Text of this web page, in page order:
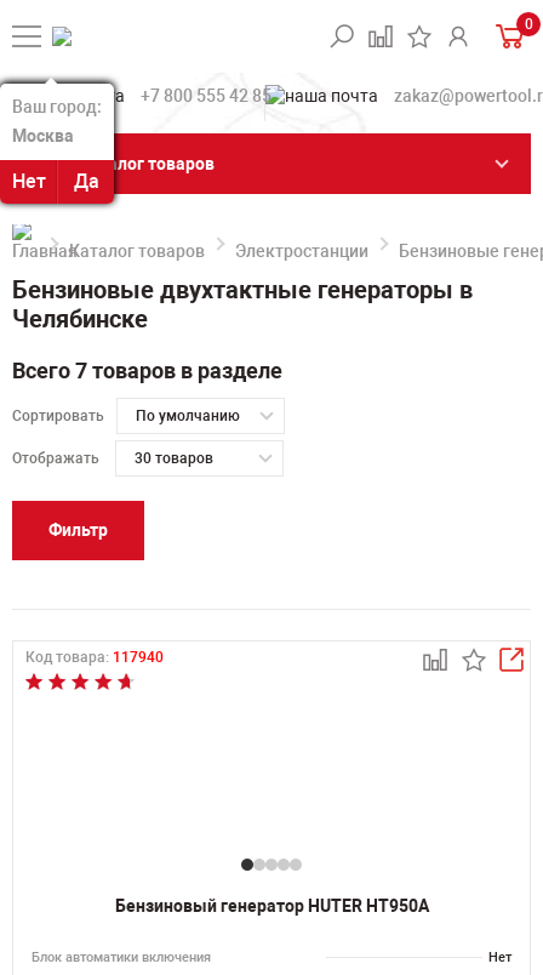
Ваш город:
Москва
Нет Да
Ваш город:
Москва
Нет Да
0
+7 800 555 42 85
Каталог товаров
Каталог товаров Электростанции Бензиновые
Бензиновые двухтактные генераторы в
Челябинске
Всего 7 товаров в разделе
Сортировать По умолчанию
Отображать 30 товаров
Фильтр
Код товара: 117940
Бензиновый генератор HUTER HT950A
Блок автоматики включения
Нет